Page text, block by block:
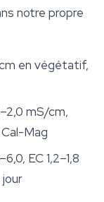
notre propre
cm en végétatif,
mS/cm,
Mag
EC 1,2–1,8